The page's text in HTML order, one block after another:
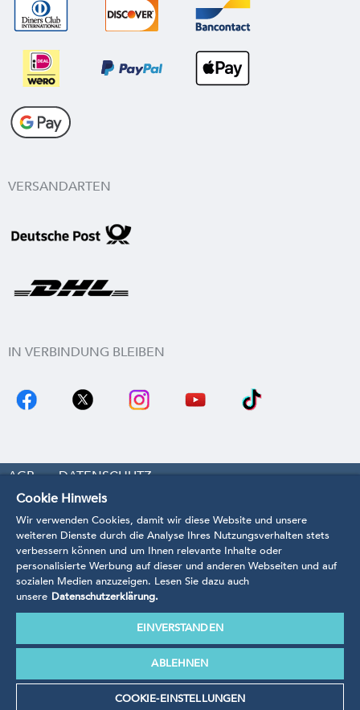
VERSANDARTEN
IN VERBINDUNG BLEIBEN
AGB
DATENSCHUTZ
COOKIE-EINSTELLUNGEN
IMPRESSUM
KONTAKT
BARRIEREFREIHEIT
VERTRAG WIDERRUFEN
* Preise inkl. MwSt.zzgl. Bearbeitungs- und Versandkosten.
Unsere Produkte werden anhand der Richtlinien,
Verordnungen und Normen nach EU-Recht angefertigt.
© 2020 Shopsystem CosmoShop by CosmoShop GmbH
Cookie Hinweis
Wir verwenden Cookies, damit wir diese Website und unsere
weiteren Dienste durch die Analyse Ihres Nutzungsverhalten stets
verbessern können und um Ihnen relevante Inhalte oder
personalisierte Werbung auf dieser und anderen Webseiten und auf
sozialen Medien anzuzeigen. Lesen Sie dazu auch
unsere Datenschutzerklärung.
EINVERSTANDEN
ABLEHNEN
COOKIE-EINSTELLUNGEN